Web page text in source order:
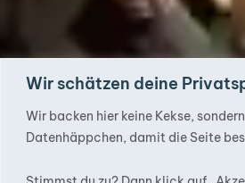
Wir schätzen deine
Wir backen hier keine Kekse,
Datenhäppchen, damit die Seite